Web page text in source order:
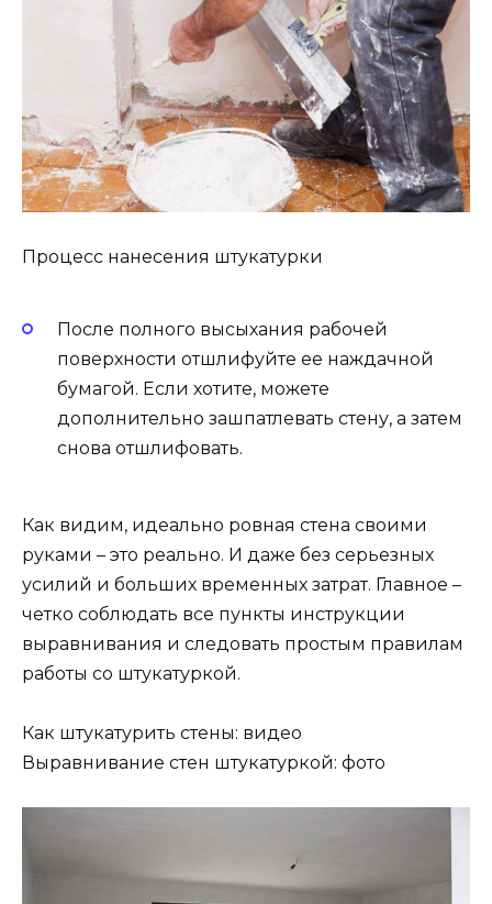
Процесс нанесения штукатурки
После полного высыхания рабочей
поверхности отшлифуйте ее наждачной
бумагой. Если хотите, можете
дополнительно зашпатлевать стену, а затем
снова отшлифовать.
Как видим, идеально ровная стена своими
руками – это реально. И даже без серьезных
усилий и больших временных затрат. Главное –
четко соблюдать все пункты инструкции
выравнивания и следовать простым правилам
работы со штукатуркой.
Как штукатурить стены: видео
Выравнивание стен штукатуркой: фото